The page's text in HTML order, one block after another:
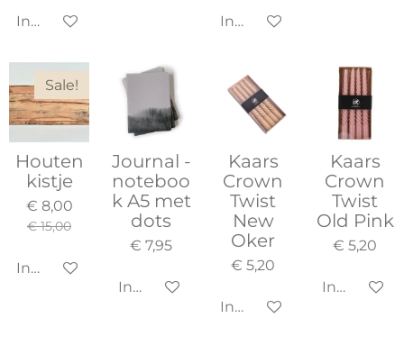
In winkelwagen In winkelwagen
Sale!
Houten
kistje
€ 8,00
€ 15,00
In winkelwagen
Journal -
noteboo
k A5 met
dots
€ 7,95
In winkelwagen
Kaars
Crown
Twist
New
Oker
€ 5,20
In winkelwagen
Kaars
Crown
Twist
Old Pink
€ 5,20
In